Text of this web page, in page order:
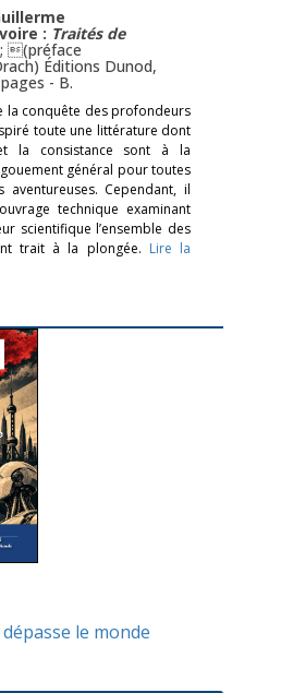
: Traités de
; (préface
Éditions Dunod,
- B.
la conquête des profondeurs
toute une littérature dont
et la consistance sont à la
général pour toutes
aventureuses. Cependant, il
technique examinant
scientifique l’ensemble des
trait à la plongée. Lire la
le monde